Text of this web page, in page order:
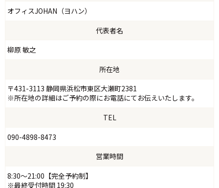
オフィスJOHAN（ヨハン）
代表者名
柳原 敏之
所在地
〒431-3113 静岡県浜松市東区大瀬町2381
※所在地の詳細はご予約の際にお電話にてお伝えいたします。
TEL
090-4898-8473
営業時間
8:30～21:00【完全予約制】
※最終受付時間 19:30